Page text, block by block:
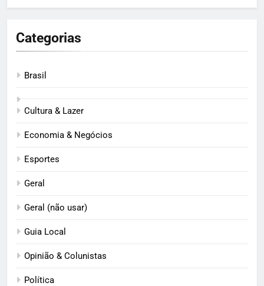
Categorias
Brasil
Cultura & Lazer
Economia & Negócios
Esportes
Geral
Geral (não usar)
Guia Local
Opinião & Colunistas
Política